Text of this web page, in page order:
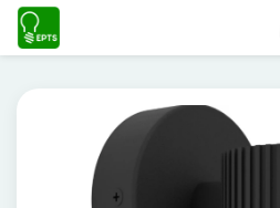
VIDAUS ŠVIESTUVAI